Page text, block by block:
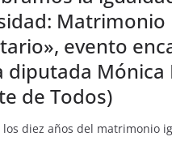
Matrimonio
evento
diputada Mónica
de Todos)
los diez años del matrimonio